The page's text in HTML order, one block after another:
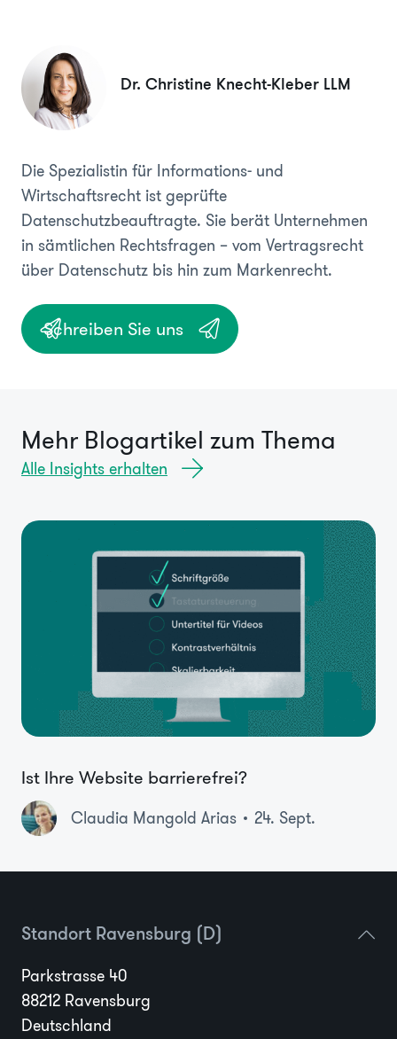
Dr. Christine Knecht-Kleber LLM
Die Spezialistin für Informations- und
Wirtschaftsrecht ist geprüfte
Datenschutzbeauftragte. Sie berät Unternehmen
in sämtlichen Rechtsfragen – vom Vertragsrecht
über Datenschutz bis hin zum Markenrecht.
Schreiben Sie uns
Mehr Blogartikel zum Thema
Alle Insights erhalten
Ist Ihre Website barrierefrei?
Claudia Mangold Arias 24. Sept.
Standort Ravensburg (D)
Parkstrasse 40
88212 Ravensburg
Deutschland